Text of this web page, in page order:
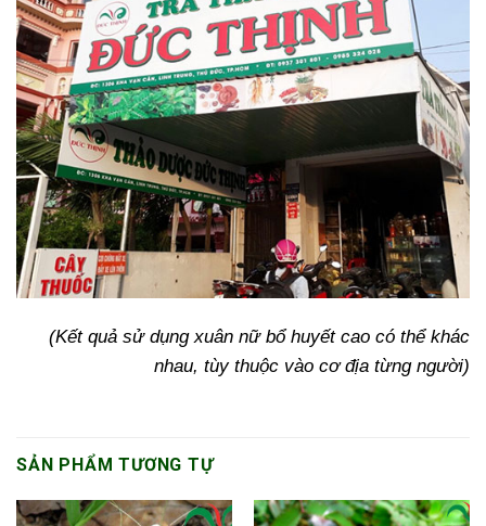
(Kết quả sử dụng xuân nữ bổ huyết cao có thể khác
nhau, tùy thuộc vào cơ địa từng người)
SẢN PHẨM TƯƠNG TỰ